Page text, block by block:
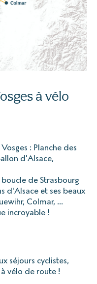
à vélo
: Planche des
d'Alsace,
de Strasbourg
d'Alsace et ses beaux
Colmar, ...
incroyable !
séjours cyclistes,
vélo de route !